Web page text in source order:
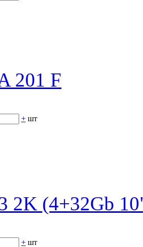
201 F
+ шт
2K (4+32Gb
+ шт